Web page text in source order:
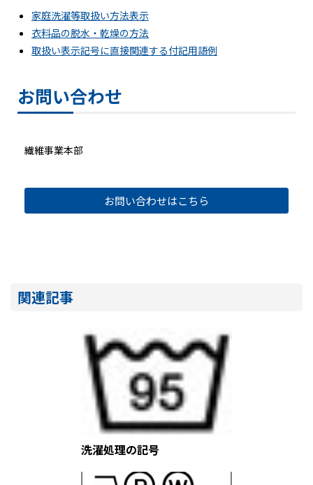
家庭洗濯等取扱い方法表示
衣料品の脱水・乾燥の方法
取扱い表示記号に直接関連する付記用語例
お問い合わせ
繊維事業本部
お問い合わせはこちら
関連記事
洗濯処理の記号